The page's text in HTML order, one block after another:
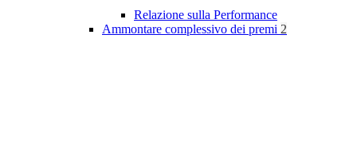
Relazione sulla Performance
Ammontare complessivo dei premi 2